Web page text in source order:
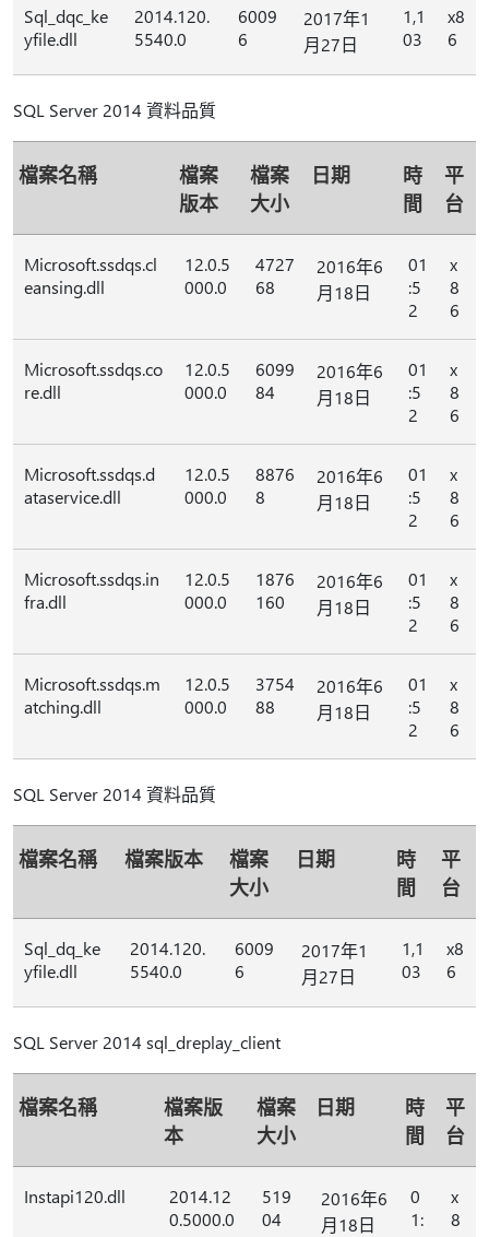
Sql_dqc_ke
yfile.dll
2014.120.
5540.0
6009
6
2017年1
月27日
1,1
03
x8
6
SQL Server 2014 資料品質
檔案名稱
檔案
版本
檔案
大小
日期
時
間
平
台
Microsoft.ssdqs.cl
eansing.dll
12.0.5
000.0
4727
68
2016年6
月18日
01
:5
2
x
8
6
Microsoft.ssdqs.co
re.dll
12.0.5
000.0
6099
84
2016年6
月18日
01
:5
2
x
8
6
Microsoft.ssdqs.d
ataservice.dll
12.0.5
000.0
8876
8
2016年6
月18日
01
:5
2
x
8
6
Microsoft.ssdqs.in
fra.dll
12.0.5
000.0
1876
160
2016年6
月18日
01
:5
2
x
8
6
Microsoft.ssdqs.m
atching.dll
12.0.5
000.0
3754
88
2016年6
月18日
01
:5
2
x
8
6
SQL Server 2014 資料品質
檔案名稱 檔案版本
檔案
大小
日期
時
間
平
台
Sql_dq_ke
yfile.dll
2014.120.
5540.0
6009
6
2017年1
月27日
1,1
03
x8
6
SQL Server 2014 sql_dreplay_client
檔案名稱
檔案版
本
檔案
大小
日期
時
間
平
台
Instapi120.dll
2014.12
0.5000.0
519
04
2016年6
月18日
0
1:
x
8